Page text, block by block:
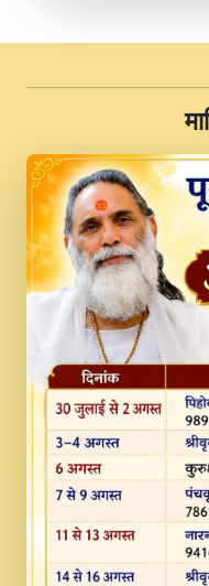
II Swami
JINU
Pawan ji 20-11-
PRABHU
Kina Sohna
Vaishno Devi
Lakhwinder
MERE MANN
NEW PUNAJBI
FULL VIDEO
Na To Roop
Divine Bhajan
#BhaktiPath.mp3
Radha Rani
Song By Chitra